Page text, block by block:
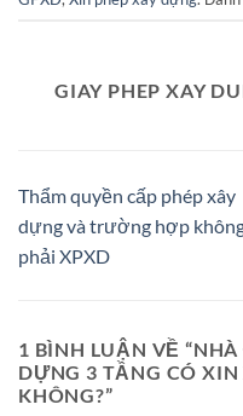
GIAY PHEP XAY
Thẩm quyền cấp phép xây
dựng và trường hợp
phải XPXD
1 BÌNH LUẬN VỀ “NHÀ
DỰNG 3 TẦNG CÓ
KHÔNG?”